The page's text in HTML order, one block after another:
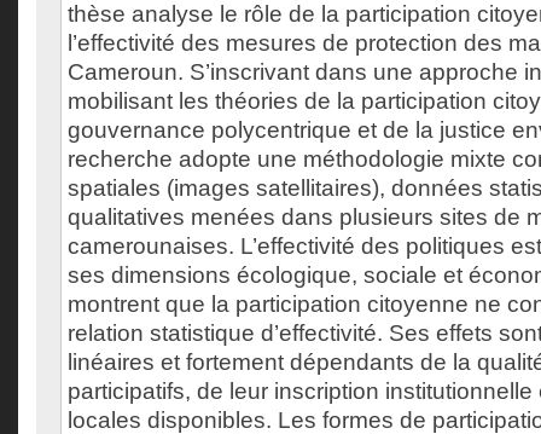
thèse analyse le rôle de la participation
l’effectivité des mesures de protection des
Cameroun. S’inscrivant dans une approche
mobilisant les théories de la participation
gouvernance polycentrique et de la justice
recherche adopte une méthodologie mixte
spatiales (images satellitaires), données
qualitatives menées dans plusieurs sites de
camerounaises. L’effectivité des politiques
ses dimensions écologique, sociale et
montrent que la participation citoyenne ne
relation statistique d’effectivité. Ses effets
linéaires et fortement dépendants de la
participatifs, de leur inscription
locales disponibles. Les formes de